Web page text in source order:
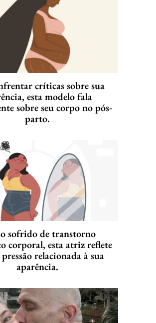
críticas sobre sua
esta modelo fala
sobre seu corpo no pós-
parto.
sofrido de transtorno
corporal, esta atriz reflete
relacionada à sua
aparência.